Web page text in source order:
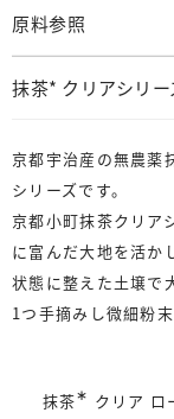
原料参照
抹茶* クリアシリー
京都宇治産の無農薬
シリーズです。
京都小町抹茶クリア
に富んだ大地を活か
状態に整えた土壌で
1つ手摘みし微細粉
抹茶∗ クリア ロ